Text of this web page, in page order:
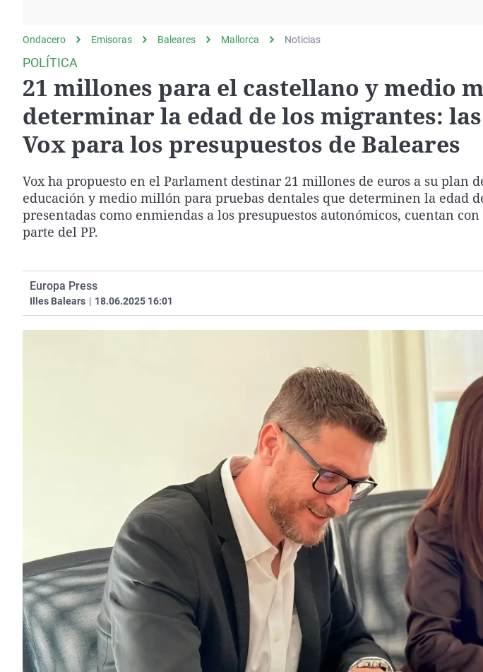
Operación Viuda
Negra
Ondacero Emisoras Baleares Mallorca Noticias
POLÍTICA
21 millones para el castellano y medio
determinar la edad de los migrantes:
Vox para los presupuestos de Baleares
Vox ha propuesto en el Parlament destinar 21 millones de euros a su plan
educación y medio millón para pruebas dentales que determinen la edad
presentadas como enmiendas a los presupuestos autonómicos, cuentan
parte del PP.
Europa Press
Illes Balears | 18.06.2025 16:01